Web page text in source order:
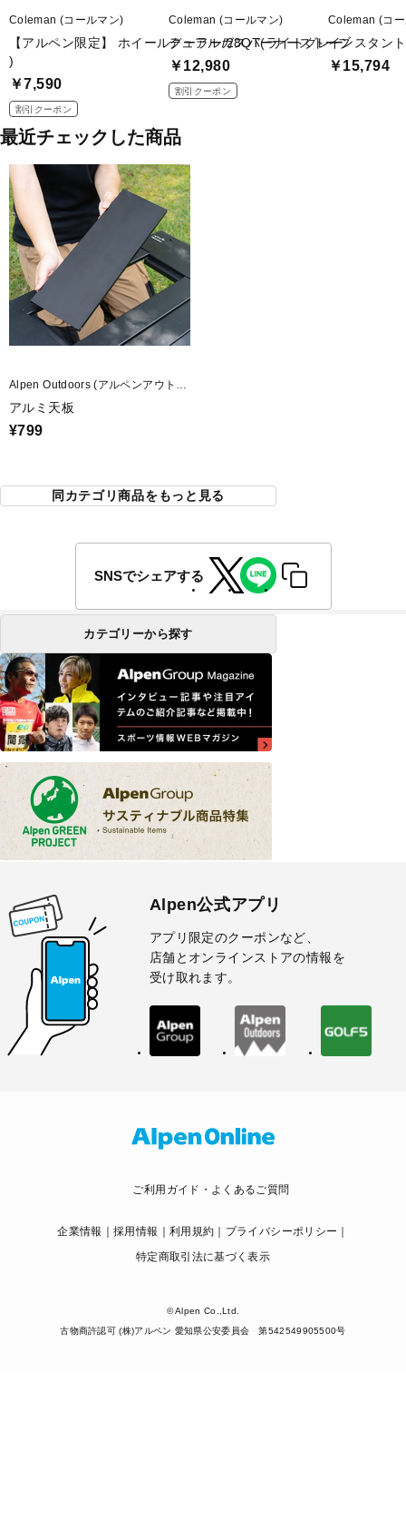
Coleman (コールマン)
【アルペン限定】 ホイールクーラー/28QT(ライトグレー
)
￥7,590
割引クーポン
Coleman (コールマン)
デュアルガスバーナーストーブ
￥12,980
割引クーポン
Coleman (コ
インスタン
￥15,794
最近チェックした商品
Alpen Outdoors (アルペンアウトド
アーズ)
アルミ天板
¥799
同カテゴリ商品をもっと見る
SNSでシェアする
カテゴリーから探す
Alpen公式アプリ
アプリ限定のクーポンなど、
店舗とオンラインストアの情報を
受け取れます。
ご利用ガイド・よくあるご質問
企業情報 採用情報 利用規約
プライバシーポリシー
特定商取引法に基づく表示
© Alpen Co.,Ltd.
古物商許認可 (株)アルペン 愛知県公安委員会 第542549905500号